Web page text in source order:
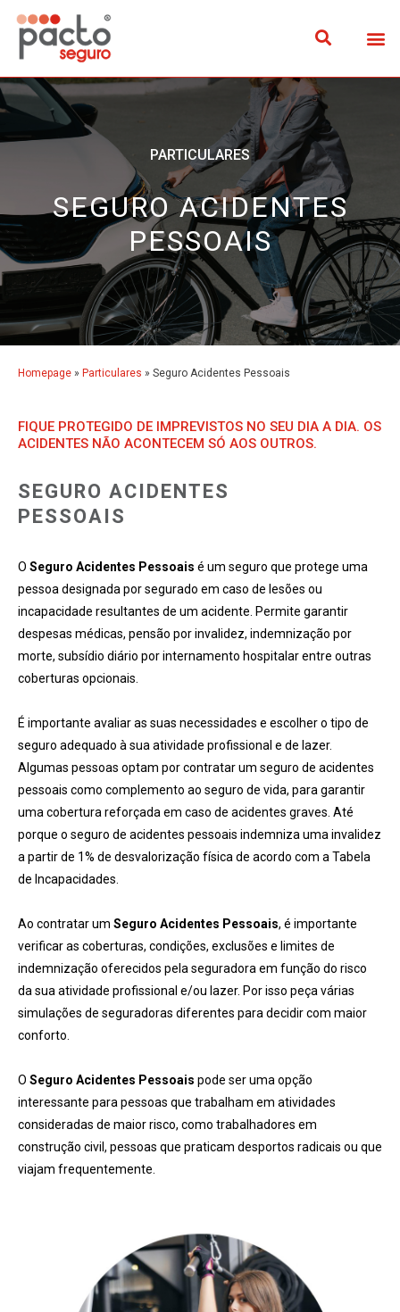
PARTICULARES
SEGURO ACIDENTES
PESSOAIS
Homepage » Particulares » Seguro Acidentes Pessoais
FIQUE PROTEGIDO DE IMPREVISTOS NO SEU DIA A DIA. OS
ACIDENTES NÃO ACONTECEM SÓ AOS OUTROS.
SEGURO ACIDENTES
PESSOAIS
O Seguro Acidentes Pessoais é um seguro que protege uma
pessoa designada por segurado em caso de lesões ou
incapacidade resultantes de um acidente. Permite garantir
despesas médicas, pensão por invalidez, indemnização por
morte, subsídio diário por internamento hospitalar entre outras
coberturas opcionais.
É importante avaliar as suas necessidades e escolher o tipo de
seguro adequado à sua atividade profissional e de lazer.
Algumas pessoas optam por contratar um seguro de acidentes
pessoais como complemento ao seguro de vida, para garantir
uma cobertura reforçada em caso de acidentes graves. Até
porque o seguro de acidentes pessoais indemniza uma invalidez
a partir de 1% de desvalorização física de acordo com a Tabela
de Incapacidades.
Ao contratar um Seguro Acidentes Pessoais, é importante
verificar as coberturas, condições, exclusões e limites de
indemnização oferecidos pela seguradora em função do risco
da sua atividade profissional e/ou lazer. Por isso peça várias
simulações de seguradoras diferentes para decidir com maior
conforto.
O Seguro Acidentes Pessoais pode ser uma opção
interessante para pessoas que trabalham em atividades
consideradas de maior risco, como trabalhadores em
construção civil, pessoas que praticam desportos radicais ou que
viajam frequentemente.